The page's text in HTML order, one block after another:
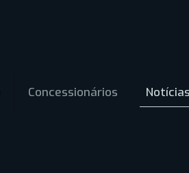
Concessionários Notícias